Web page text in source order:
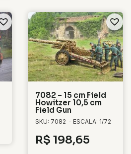
7082 – 15 cm Field
Howitzer 10,5 cm
Field Gun
SKU: 7082 - ESCALA: 1/72
R$ 198,65